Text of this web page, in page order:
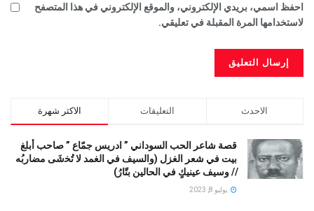
احفظ اسمي، بريدي الإلكتروني، والموقع الإلكتروني في هذا المتصفح
لاستخدامها المرة المقبلة في تعليقي.
الاكثر شهرة التعليقات الاحدث
قصة شاعر الحب السوداني ” ادريس جمّاع ” صاحب أبلغ
بيت في شعر الغزل (وﺍﻟﺴﻴﻒ ﻓﻲ الغمد ﻻ ﺗُﺨشَى مضاربُه
// ﻭﺳﻴﻒ ﻋﻴﻨﻴﻚٍ ﻓﻲ ﺍﻟﺤﺎﻟﻴﻦ ﺑﺘّﺎﺭُ)
يوليو 8, 2023